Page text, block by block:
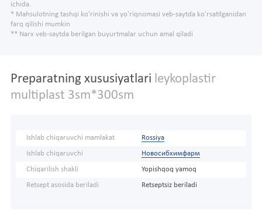
ichida.
* Mahsulotning tashqi ko'rinishi va yo'riqnomasi veb-saytda ko'rsatilganidan
farq qilishi mumkin
** Narx veb-saytda berilgan buyurtmalar uchun amal qiladi
Preparatning xususiyatlari leykoplastir
multiplast 3sm*300sm
Ishlab chiqaruvchi mamlakat Rossiya
Ishlab chiqaruvchi Новосибхимфарм
Chiqarilish shakli Yopishqoq yamoq
Retsept asosida beriladi Retseptsiz beriladi